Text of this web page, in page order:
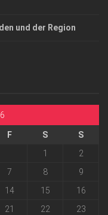
und der Region
F S
S
1
2
7 8
9
14 15
16
21 22
23